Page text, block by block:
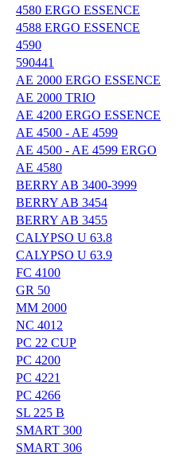
4580 ERGO ESSENCE
4588 ERGO ESSENCE
4590
590441
AE 2000 ERGO ESSENCE
AE 2000 TRIO
AE 4200 ERGO ESSENCE
AE 4500 - AE 4599
AE 4500 - AE 4599 ERGO
AE 4580
BERRY AB 3400-3999
BERRY AB 3454
BERRY AB 3455
CALYPSO U 63.8
CALYPSO U 63.9
FC 4100
GR 50
MM 2000
NC 4012
PC 22 CUP
PC 4200
PC 4221
PC 4266
SL 225 B
SMART 300
SMART 306